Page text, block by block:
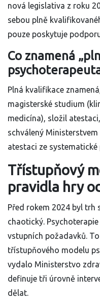
nová legislativa z roku
sebou plně
pouze poskytuje
Co znamená
Plná kvalifikace
magisterské studium
medicína), složil
schválený
atestaci ze systematické
Třístupňový
pravidla hry
Před rokem 2024 byl trh
chaotický.
vstupních požadavků.
třístupňového modelu
vydalo Ministerstvo
definuje tři úrovně
dělat.